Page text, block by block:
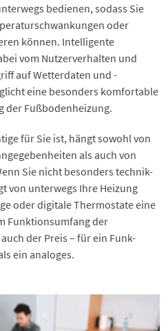
bedienen, sodass Sie
oder
können. Intelligente
vom Nutzerverhalten und
auf Wetterdaten und -
eine besonders komfortable
der Fußbodenheizung.
für Sie ist, hängt sowohl von
als auch von
Sie nicht besonders technik-
von unterwegs Ihre Heizung
oder digitale Thermostate eine
Funktionsumfang der
der Preis – für ein Funk-
ein analoges.